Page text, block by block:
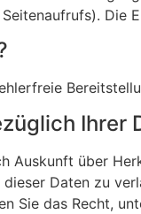
Die
Ihrer
Auskunft über
Daten zu
Sie das Recht,